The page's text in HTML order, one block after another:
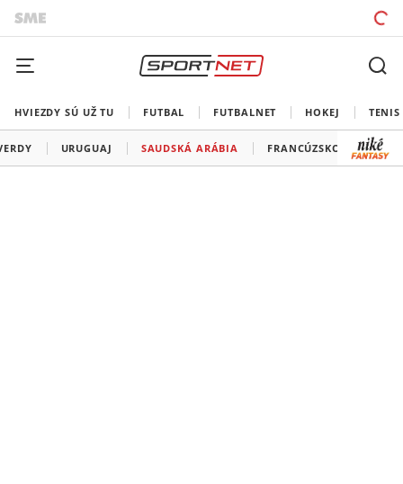
HVIEZDY SÚ UŽ TU FUTBAL FUTBALNET HOKEJ TENIS
URUGUAJ SAUDSKÁ ARÁBIA FRANCÚZSKO